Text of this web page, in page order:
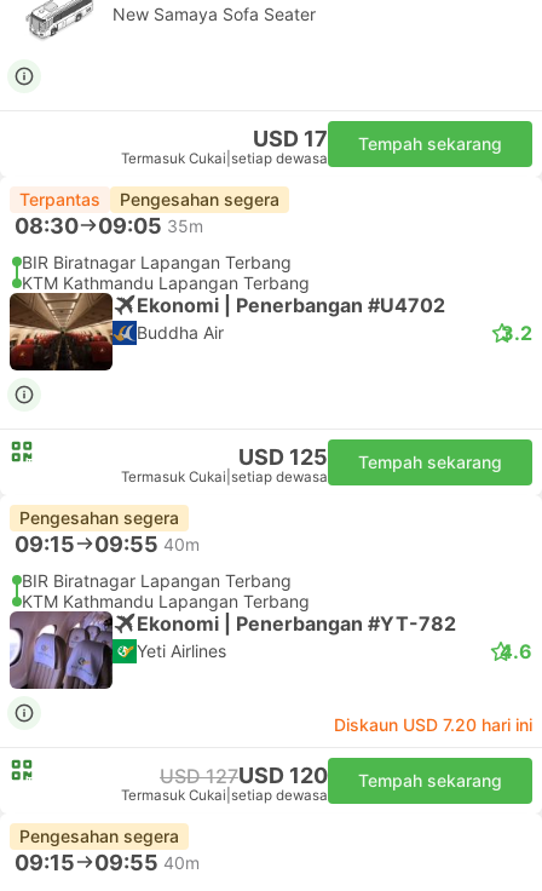
New Samaya Sofa Seater
USD 17
Termasuk Cukai setiap dewasa
Tempah sekarang
Terpantas Pengesahan segera
08:30 09:05 35m
BIR Biratnagar Lapangan Terbang
KTM Kathmandu Lapangan Terbang
Ekonomi | Penerbangan #U4702
Buddha Air 3.2
USD 125
Termasuk Cukai setiap dewasa
Tempah sekarang
Pengesahan segera
09:15 09:55 40m
BIR Biratnagar Lapangan Terbang
KTM Kathmandu Lapangan Terbang
Ekonomi | Penerbangan #YT-782
Yeti Airlines 4.6
Diskaun USD 7.20 hari ini
USD 127USD 120
Termasuk Cukai setiap dewasa
Tempah sekarang
Pengesahan segera
09:15 09:55 40m